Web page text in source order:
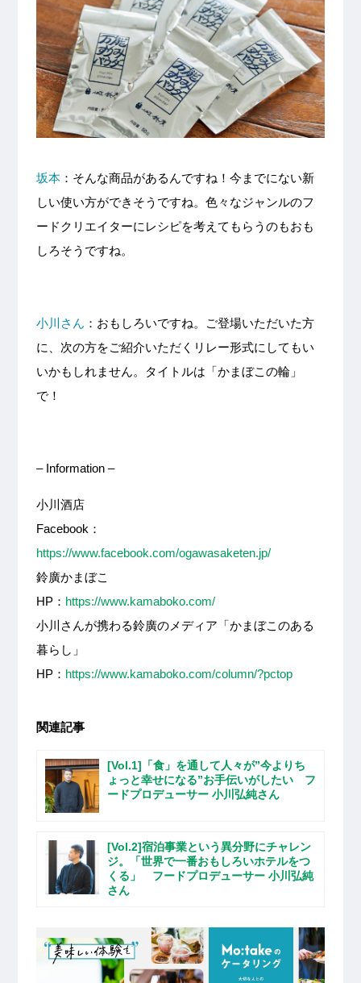
坂本：そんな商品があるんですね！今までにない新
しい使い方ができそうですね。色々なジャンルのフ
ードクリエイターにレシピを考えてもらうのもおも
しろそうですね。
小川さん ：おもしろいですね。ご登場いただいた方
に、次の方をご紹介いただくリレー形式にしてもい
いかもしれません。タイトルは「かまぼこの輪」
で！
– Information –
小川酒店
Facebook：
https://www.facebook.com/ogawasaketen.jp/
鈴廣かまぼこ
HP： https://www.kamaboko.com/
小川さんが携わる鈴廣のメディア「かまぼこのある
暮らし」
HP： https://www.kamaboko.com/column/?pctop
関連記事
[Vol.1]「食」を通して人々が”今よりち
ょっと幸せになる”お手伝いがしたい フ
ードプロデューサー 小川弘純さん
[Vol.2]宿泊事業という異分野にチャレン
ジ。「世界で一番おもしろいホテルをつ
くる」 フードプロデューサー 小川弘純
さん